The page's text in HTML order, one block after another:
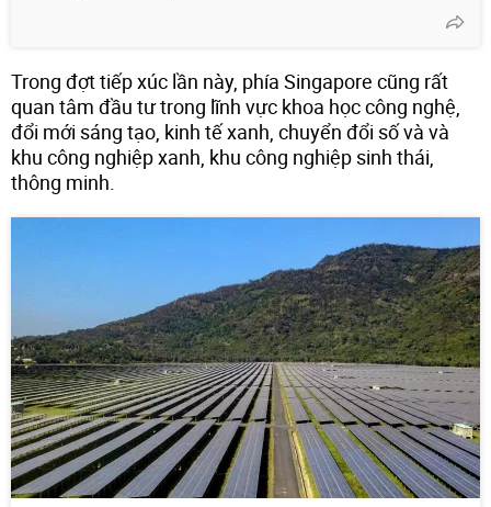
Trong đợt tiếp xúc lần này, phía Singapore cũng rất
quan tâm đầu tư trong lĩnh vực khoa học công nghệ,
đổi mới sáng tạo, kinh tế xanh, chuyển đổi số và và
khu công nghiệp xanh, khu công nghiệp sinh thái,
thông minh.